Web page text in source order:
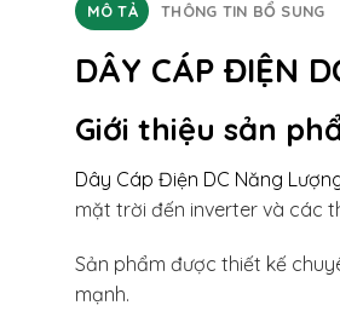
MÔ TẢ THÔNG TIN BỔ SUNG
DÂY CÁP ĐIỆN
Giới thiệu sản
Dây Cáp Điện DC Năng
mặt trời đến inverter và các
Sản phẩm được thiết kế
mạnh.